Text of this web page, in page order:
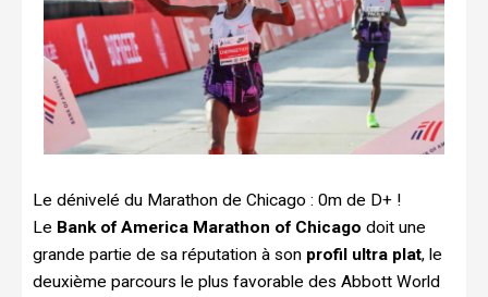
Le dénivelé du Marathon de Chicago : 0m de D+ !
Le Bank of America Marathon of Chicago doit une
grande partie de sa réputation à son profil ultra plat, le
deuxième parcours le plus favorable des Abbott World